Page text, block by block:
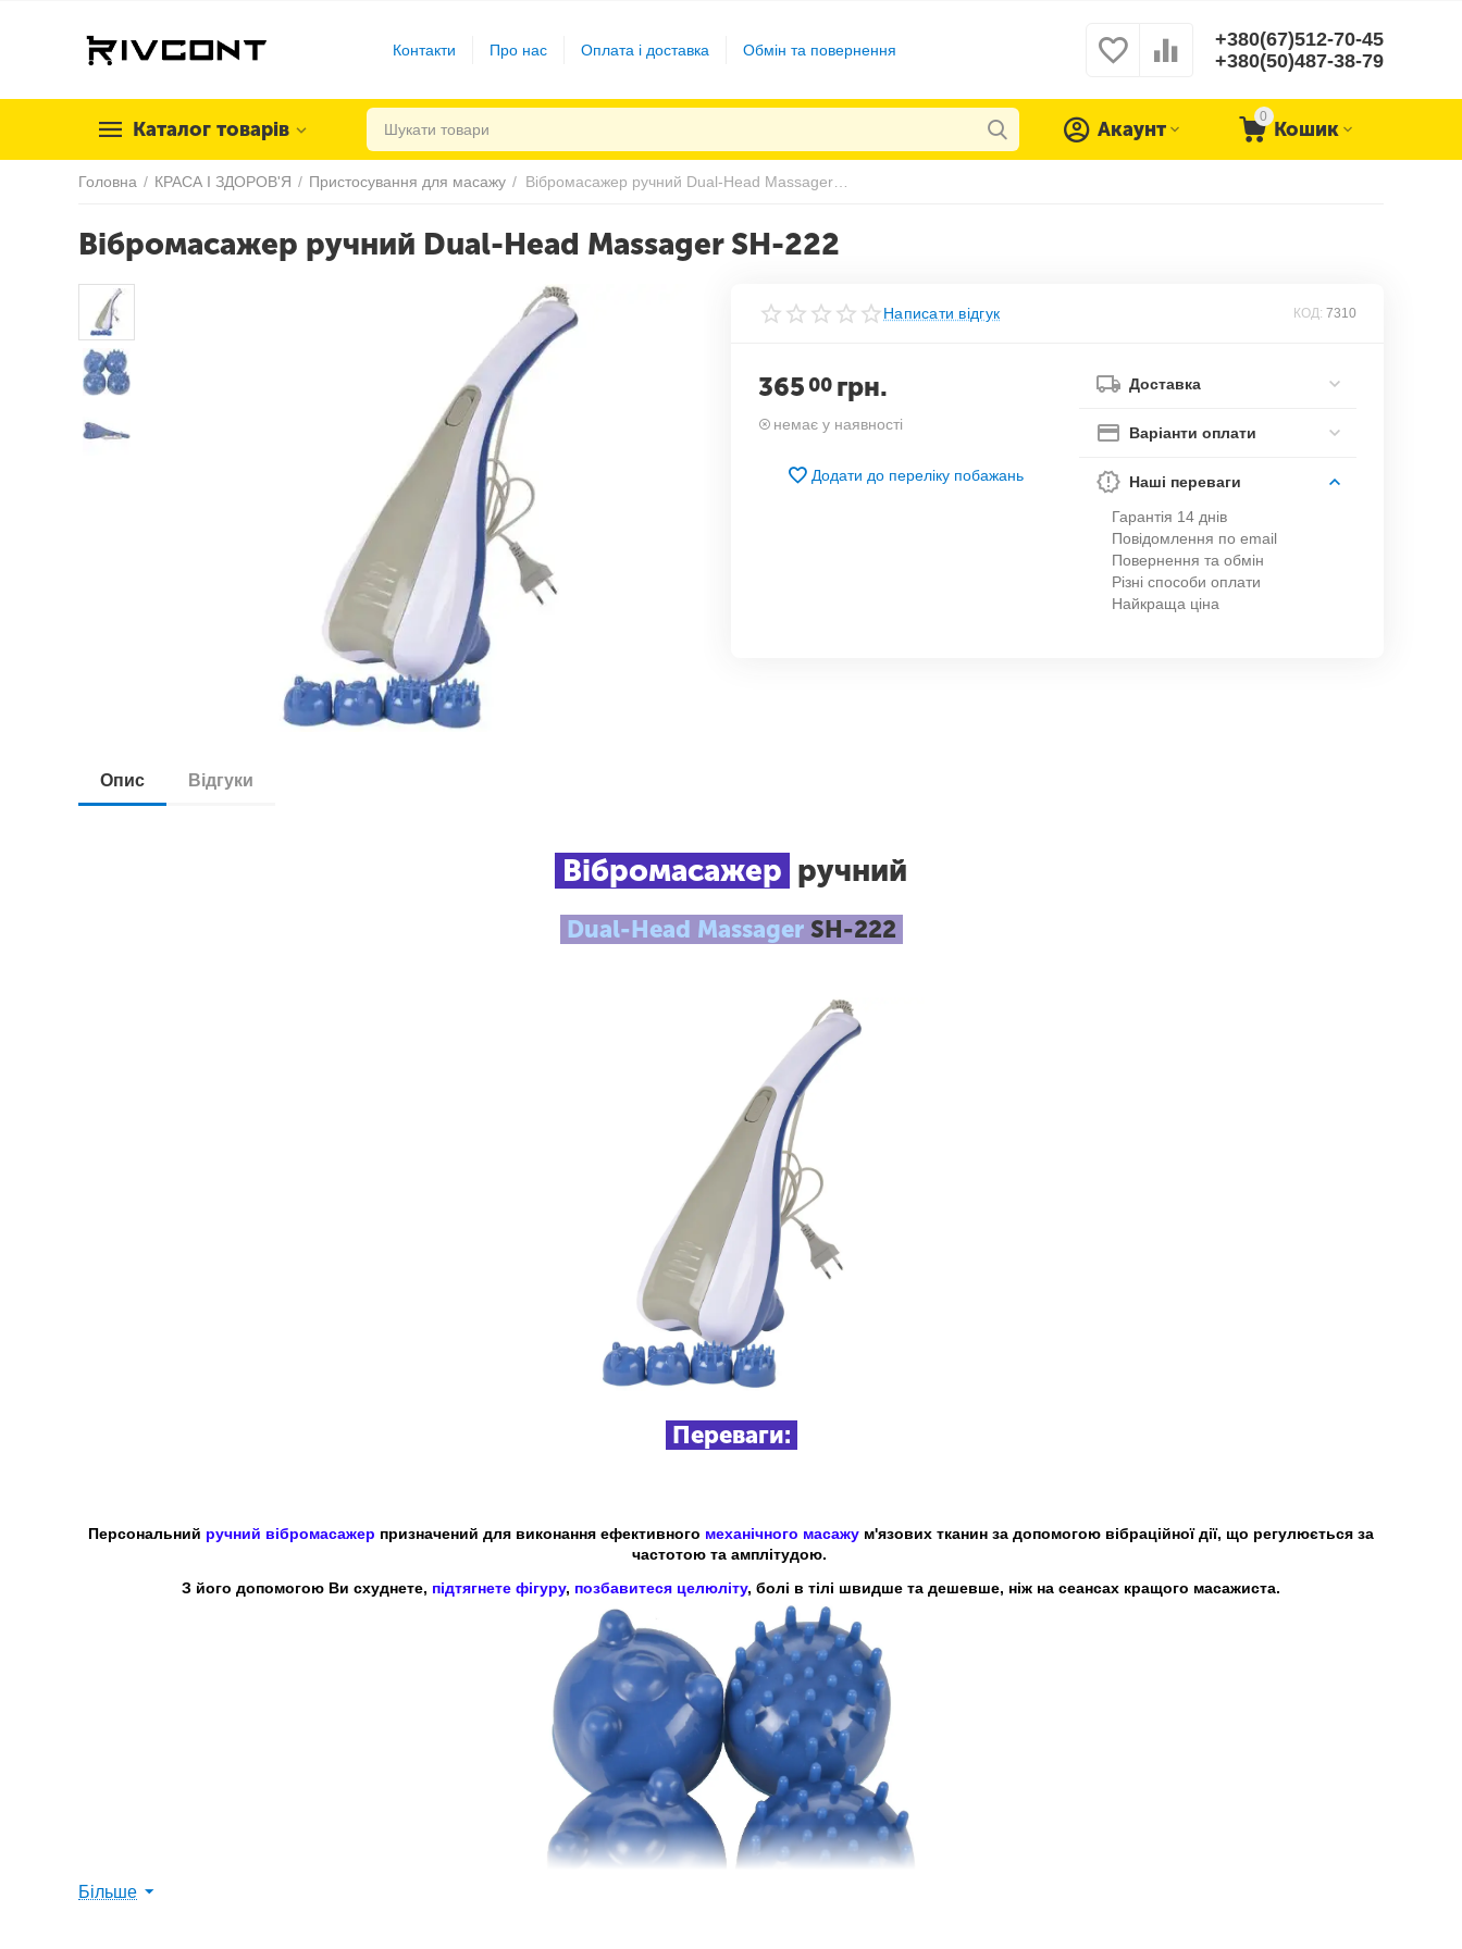
Контакти Про нас Оплата і доставка Обмін та повернення
+380(67)512-70-45
+380(50)487-38-79
Каталог товарів
0
Кошик
Акаунт
Головна / КРАСА І ЗДОРОВ'Я / Пристосування для масажу /
Вібромасажер ручний Dual-Head Massager SH-222
Написати відгук КОД: 7310
365 00 грн.
немає у наявності
Додати до переліку побажань
Доставка
Варіанти оплати
Наші переваги
Гарантія 14 днів
Повідомлення по email
Повернення та обмін
Різні способи оплати
Найкраща ціна
Опис Відгуки
Вібромасажер ручний
Dual-Head MassagerSH-222
Переваги:
Персональний ручний вібромасажер призначений для виконання ефективного механічного масажу м'язових тканин за допомогою вібраційної дії, що регулюється за
частотою та амплітудою.
З його допомогою Ви схуднете, підтягнете фігуру, позбавитеся целюліту, болі в тілі швидше та дешевше, ніж на сеансах кращого масажиста.
Більше